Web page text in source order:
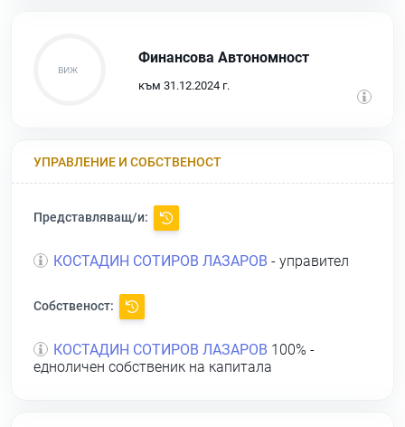
Финансова Автономност
към 31.12.2024 г.
УПРАВЛЕНИЕ И СОБСТВЕНОСТ
Представляващ/и:
КОСТАДИН СОТИРОВ ЛАЗАРОВ - управител
Собственост:
КОСТАДИН СОТИРОВ ЛАЗАРОВ 100% -
едноличен собственик на капитала